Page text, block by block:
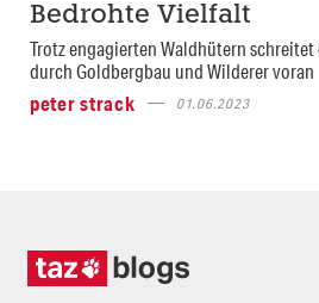
Bedrohte Vielfalt
Trotz engagierten Waldhütern
durch Goldbergbau und Wilderer voran
peter strack
01.06.2023